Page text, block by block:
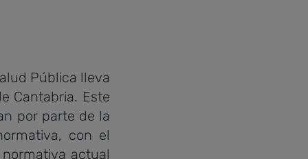
Pública lleva
Cantabria. Este
por parte de la
con el
actual